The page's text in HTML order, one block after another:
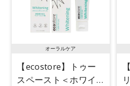
●パッケージはリニューアル等の理
合がございます。
●パッケージのリニューアル等の理
●予告なくパッケージ仕様が変更に
オーラルケア
【ecostore】トゥー
スペースト＜ホワイ